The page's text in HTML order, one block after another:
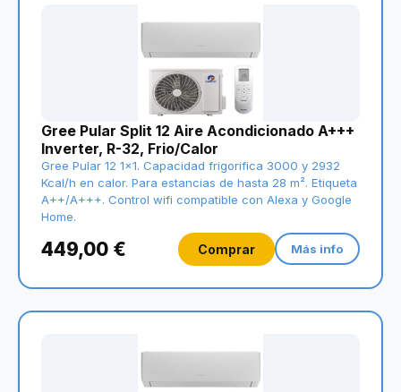
Gree Pular Split 12 Aire Acondicionado A+++
Inverter, R-32, Frio/Calor
Gree Pular 12 1x1. Capacidad frigorifica 3000 y 2932
Kcal/h en calor. Para estancias de hasta 28 m². Etiqueta
A++/A+++. Control wifi compatible con Alexa y Google
Home.
449,00 € Comprar Más info